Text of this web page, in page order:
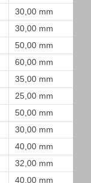
30,00 mm
30,00 mm
50,00 mm
60,00 mm
35,00 mm
25,00 mm
50,00 mm
30,00 mm
40,00 mm
32,00 mm
40,00 mm